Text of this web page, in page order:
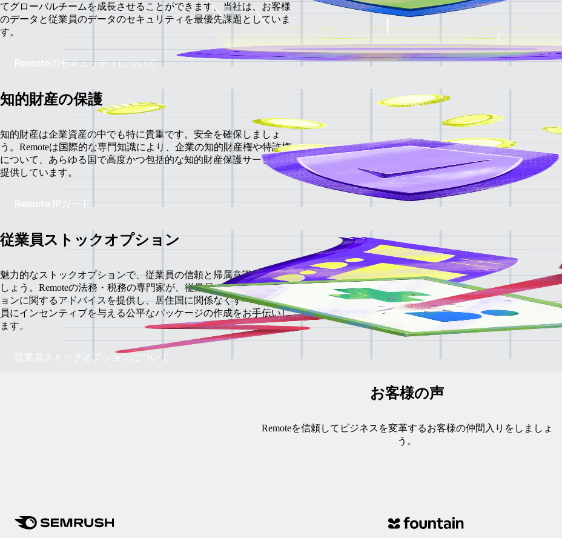
てグローバルチームを成長させることができます。当社は、お客様
のデータと従業員のデータのセキュリティを最優先課題としていま
す。
Remoteのセキュリティについて
知的財産の保護
知的財産は企業資産の中でも特に貴重です。安全を確保しましょ
う。Remoteは国際的な専門知識により、企業の知的財産権や特許権
について、あらゆる国で高度かつ包括的な知的財産保護サービスを
提供しています。
Remote IPガード
従業員ストックオプション
魅力的なストックオプションで、従業員の信頼と帰属意識を築きま
しょう。Remoteの法務・税務の専門家が、従業員のストックオプシ
ョンに関するアドバイスを提供し、居住国に関係なくすべての従業
員にインセンティブを与える公平なパッケージの作成をお手伝いし
ます。
従業員ストックオプションについて
お客様の声
Remoteを信頼してビジネスを変革するお客様の仲間入りをしましょ
う。